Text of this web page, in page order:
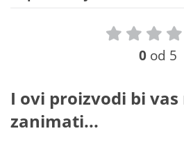
0 od 5
I ovi proizvodi bi
zanimati...